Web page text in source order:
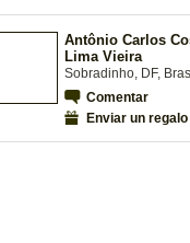
Antônio Carlos
Lima Vieira
Sobradinho, DF,
Comentar
Enviar un regalo